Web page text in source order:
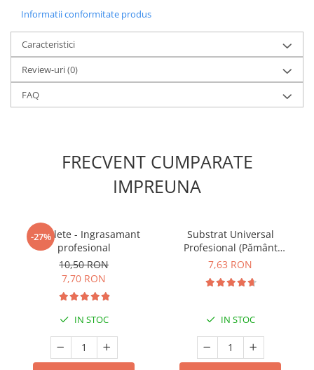
Informatii conformitate produs
Caracteristici
Review-uri(0)
FAQ
FRECVENT CUMPARATE
IMPREUNA
-27%
5 Tablete - Ingrasamant
profesional
10,50 RON
7,70 RON
IN STOC
Substrat Universal
Profesional (Pământ
Premium) - 5 L
7,63 RON
IN STOC